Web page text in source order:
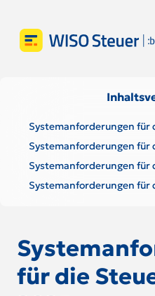
Systemanforderungen für
Systemanforderungen für
Systemanforderungen für
Systemanforderungen für
für die